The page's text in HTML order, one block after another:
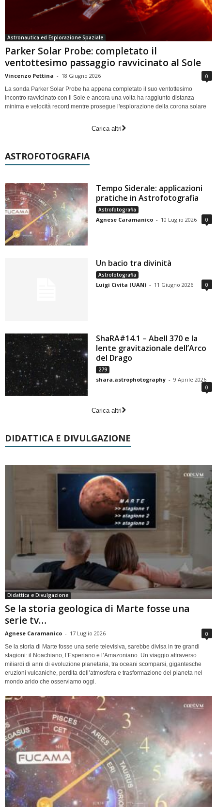
Astronautica ed Esplorazione Spaziale
Parker Solar Probe: completato il
ventottesimo passaggio ravvicinato al Sole
Vincenzo Pettina - 18 Giugno 2026 0
La sonda Parker Solar Probe ha appena completato il suo ventottesimo
incontro ravvicinato con il Sole e ancora una volta ha raggiunto distanza
minima e velocità record mentre prosegue l'esplorazione della corona solare
Carica altri
ASTROFOTOGRAFIA
Tempo Siderale: applicazioni
pratiche in Astrofotografia
Astrofotografia
Agnese Caramanico - 10 Luglio 2026 0
Un bacio tra divinità
Astrofotografia
Luigi Civita (UAN) - 11 Giugno 2026 0
ShaRA#14.1 – Abell 370 e la
lente gravitazionale dell’Arco
del Drago
279
shara.astrophotography - 9 Aprile 2026
0
Carica altri
DIDATTICA E DIVULGAZIONE
Didattica e Divulgazione
Se la storia geologica di Marte fosse una
serie tv…
Agnese Caramanico - 17 Luglio 2026 0
Se la storia di Marte fosse una serie televisiva, sarebbe divisa in tre grandi
stagioni: il Noachiano, l’Esperiano e l’Amazoniano. Un viaggio attraverso
miliardi di anni di evoluzione planetaria, tra oceani scomparsi, gigantesche
eruzioni vulcaniche, perdita dell’atmosfera e trasformazione del pianeta nel
mondo arido che osserviamo oggi.